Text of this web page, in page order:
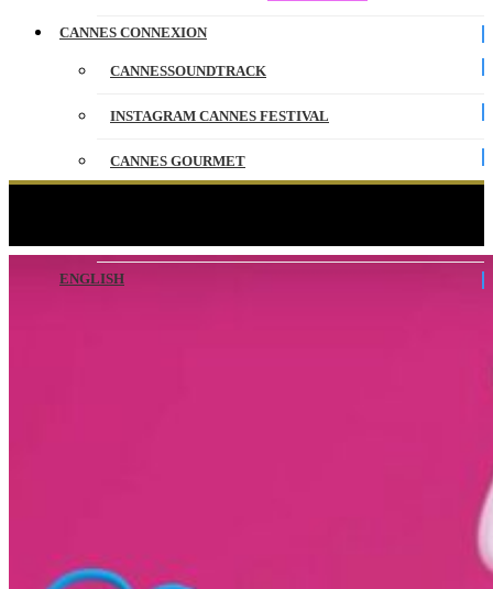
CANNES CONNEXION
CANNESSOUNDTRACK
INSTAGRAM CANNES FESTIVAL
CANNES GOURMET
ENGLISH